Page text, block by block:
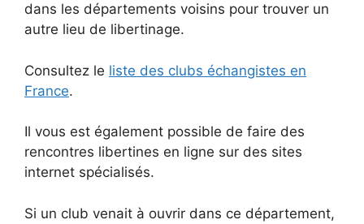
dans les départements voisins pour trouver un
autre lieu de libertinage.
Consultez le liste des clubs échangistes en
France.
Il vous est également possible de faire des
rencontres libertines en ligne sur des sites
internet spécialisés.
Si un club venait à ouvrir dans ce département,